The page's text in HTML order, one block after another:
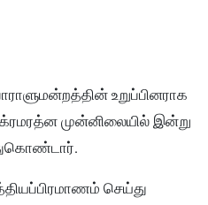
உறுப்பினராக
முன்னிலையில் இன்று
செய்து